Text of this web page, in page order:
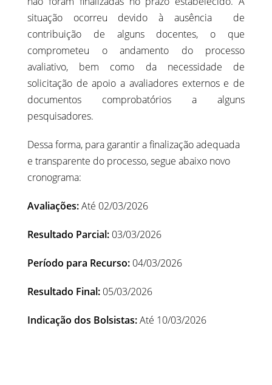
situação ocorreu devido à ausência de
contribuição de alguns docentes, o que
comprometeu o andamento do processo
avaliativo, bem como da necessidade de
solicitação de apoio a avaliadores externos e de
documentos comprobatórios a alguns
pesquisadores.
Dessa forma, para garantir a finalização adequada
e transparente do processo, segue abaixo novo
cronograma:
Avaliações:Até 02/03/2026
Resultado Parcial: 03/03/2026
Período para Recurso: 04/03/2026
Resultado Final: 05/03/2026
Indicação dos Bolsistas:Até 10/03/2026